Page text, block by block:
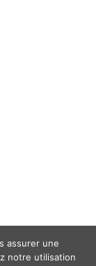
assurer une
notre utilisation